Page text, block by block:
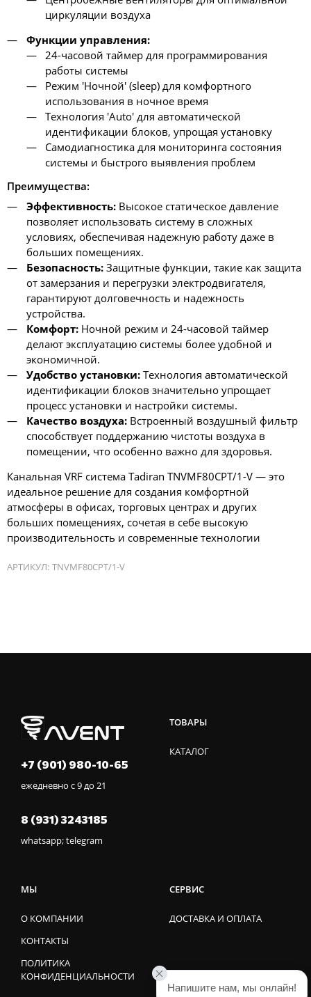
циркуляции воздуха
Функции управления:
24-часовой таймер для программирования
работы системы
Режим 'Ночной' (sleep) для комфортного
использования в ночное время
Технология 'Auto' для автоматической
идентификации блоков, упрощая установку
Самодиагностика для мониторинга состояния
системы и быстрого выявления проблем
Преимущества:
Эффективность:Высокое статическое давление
позволяет использовать систему в сложных
условиях, обеспечивая надежную работу даже в
больших помещениях.
Безопасность:Защитные функции, такие как защита
от замерзания и перегрузки электродвигателя,
гарантируют долговечность и надежность
устройства.
Комфорт:Ночной режим и 24-часовой таймер
делают эксплуатацию системы более удобной и
экономичной.
Удобство установки:Технология автоматической
идентификации блоков значительно упрощает
процесс установки и настройки системы.
Качество воздуха:Встроенный воздушный фильтр
способствует поддержанию чистоты воздуха в
помещении, что особенно важно для здоровья.
Канальная VRF система Tadiran TNVMF80CPT/1-V — это
идеальное решение для создания комфортной
атмосферы в офисах, торговых центрах и других
больших помещениях, сочетая в себе высокую
производительность и современные технологии
АРТИКУЛ: TNVMF80CPT/1-V
+7 (901) 980-10-65
ежедневно с 9 до 21
8 (931) 3243185
whatsapp; telegram
ТОВАРЫ
КАТАЛОГ
МЫ
О КОМПАНИИ
КОНТАКТЫ
ПОЛИТИКА
КОНФИДЕНЦИАЛЬНОСТИ
СЕРВИС
ДОСТАВКА И ОПЛАТА
Напишите нам, мы онлайн!